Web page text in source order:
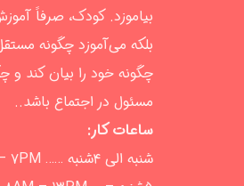
بیاموزد. کودک، صرفاً
بلکه می‌آموزد چگونه
چگونه خود را بیان کند و
مسئول در اجتماع باشد..
ساعات کار:
شنبه الی ۴شنبه …… ۸AM – ۷PM